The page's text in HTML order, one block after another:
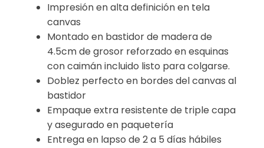
Impresión en alta definición en tela
canvas
Montado en bastidor de madera de
4.5cm de grosor reforzado en esquinas
con caimán incluido listo para colgarse.
Doblez perfecto en bordes del canvas al
bastidor
Empaque extra resistente de triple capa
y asegurado en paquetería
Entrega en lapso de 2 a 5 días hábiles